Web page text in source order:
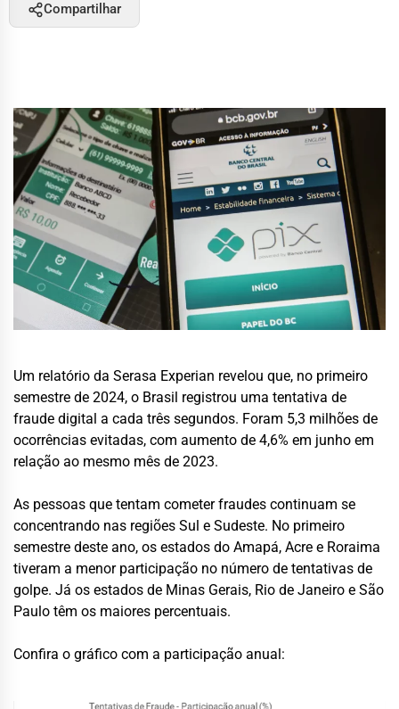
Compartilhar
Um relatório da Serasa Experian revelou que, no primeiro
semestre de 2024, o Brasil registrou uma tentativa de
fraude digital a cada três segundos. Foram 5,3 milhões de
ocorrências evitadas, com aumento de 4,6% em junho em
relação ao mesmo mês de 2023.
As pessoas que tentam cometer fraudes continuam se
concentrando nas regiões Sul e Sudeste. No primeiro
semestre deste ano, os estados do Amapá, Acre e Roraima
tiveram a menor participação no número de tentativas de
golpe. Já os estados de Minas Gerais, Rio de Janeiro e São
Paulo têm os maiores percentuais.
Confira o gráfico com a participação anual: